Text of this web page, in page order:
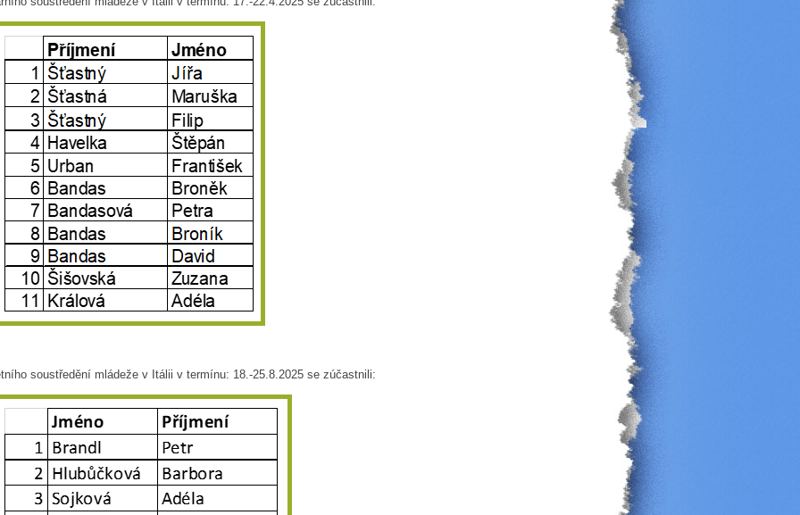
soustředění mládeže v Itálii v termínu: 18.-25.8.2025 se zúčastnili: